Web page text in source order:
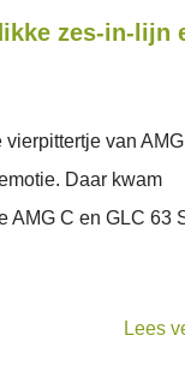
zes-in-lijn
van
Daar kwam
AMG C en GLC 63
Lees